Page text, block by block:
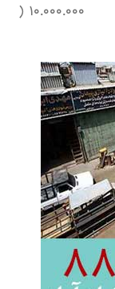
۱۰.۰۰۰.۰۰۰ (